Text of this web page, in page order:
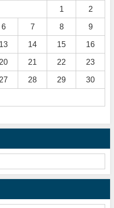
1 2
6 7 8 9
13 14 15 16
20 21 22 23
27 28 29 30